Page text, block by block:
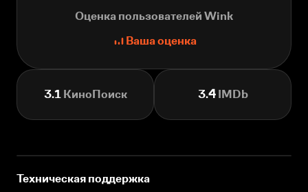
Оценка пользователей Wink
Ваша оценка
3.1КиноПоиск 3.4IMDb
Техническая поддержка